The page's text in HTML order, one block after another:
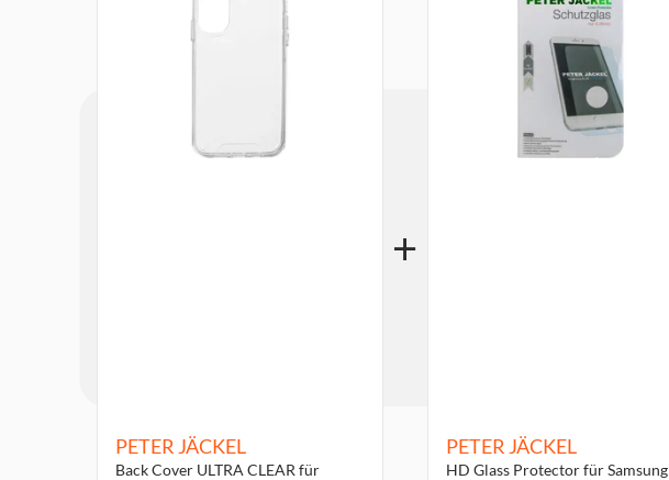
PETER JÄCKEL
Back Cover ULTRA CLEAR für
PETER JÄCKEL
HD Glass Protector für Samsung